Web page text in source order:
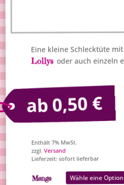
Eine kleine Schlecktüte
Lollysoder auch einzeln
ab0,50€
Enthält 7% MwSt.
zzgl.Versand
Lieferzeit: sofort lieferbar
Menge